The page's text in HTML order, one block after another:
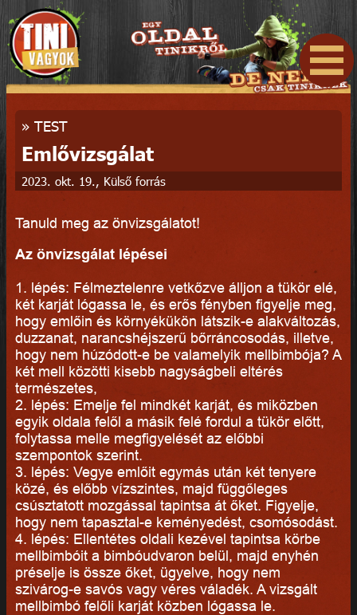
» TEST
Emlővizsgálat
2023. okt. 19., Külső forrás
Tanuld meg az önvizsgálatot!
Az önvizsgálat lépései
1. lépés: Félmeztelenre vetkőzve álljon a tükör elé,
két karját lógassa le, és erős fényben figyelje meg,
hogy emlőin és környékükön látszik-e alakváltozás,
duzzanat, narancshéjszerű bőrráncosodás, illetve,
hogy nem húzódott-e be valamelyik mellbimbója? A
két mell közötti kisebb nagyságbeli eltérés
természetes,
2. lépés: Emelje fel mindkét karját, és miközben
egyik oldala felől a másik felé fordul a tükör előtt,
folytassa melle megfigyelését az előbbi
szempontok szerint.
3. lépés: Vegye emlőit egymás után két tenyere
közé, és előbb vízszintes, majd függőleges
csúsztatott mozgással tapintsa át őket. Figyelje,
hogy nem tapasztal-e keményedést, csomósodást.
4. lépés: Ellentétes oldali kezével tapintsa körbe
mellbimbóit a bimbóudvaron belül, majd enyhén
préselje is össze őket, ügyelve, hogy nem
szivárog-e savós vagy véres váladék. A vizsgált
mellbimbó felőli karját közben lógassa le.